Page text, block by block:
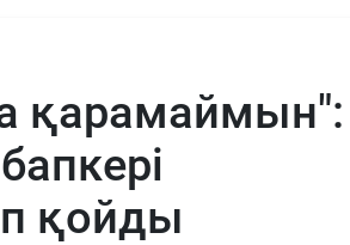
қарамаймын":
қойды